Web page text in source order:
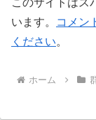
このサイトはス
います。
コメン
ください。
ホーム